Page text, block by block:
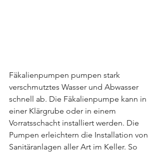
Fäkalienpumpen pumpen stark
verschmutztes Wasser und Abwasser
schnell ab. Die Fäkalienpumpe kann in
einer Klärgrube oder in einem
Vorratsschacht installiert werden. Die
Pumpen erleichtern die Installation von
Sanitäranlagen aller Art im Keller. So